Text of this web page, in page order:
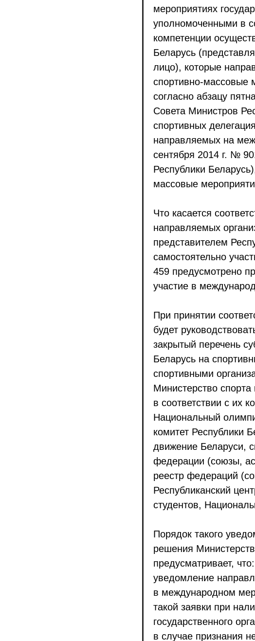
мероприятиях
уполномоченными в
компетенции
Беларусь
лицо), которые
спортивно-массовые
согласно абзацу
Совета Министров
спортивных
направляемых на
сентября 2014 г. №
Республики
массовые
Что касается
направляемых
представителем
самостоятельно
459 предусмотрено
участие в
При принятии
будет
закрытый перечень
Беларусь на
спортивными
Министерство
в соответствии с их
Национальный
комитет Республики
движение Беларуси,
федерации (союзы,
реестр федераций
Республиканский
студентов,
Порядок такого
решения
предусматривает, что:
уведомление
в международном
такой заявки при
государственного
в случае признания